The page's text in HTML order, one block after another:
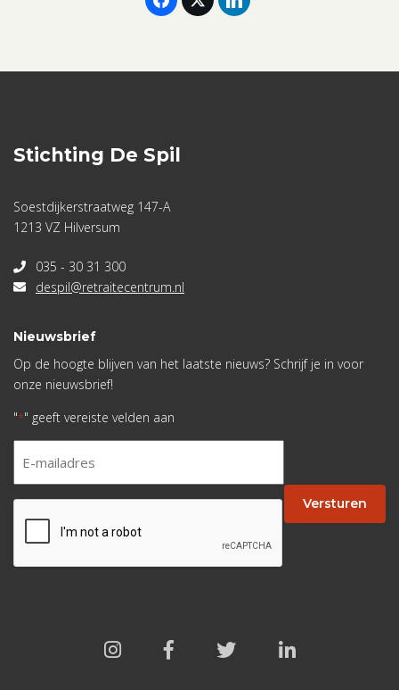
Stichting De Spil
Soestdijkerstraatweg 147-A
1213 VZ Hilversum
035 - 30 31 300
despil@retraitecentrum.nl
Nieuwsbrief
Op de hoogte blijven van het laatste nieuws? Schrijf je in voor
onze nieuwsbrief!
"*" geeft vereiste velden aan
* Versturen